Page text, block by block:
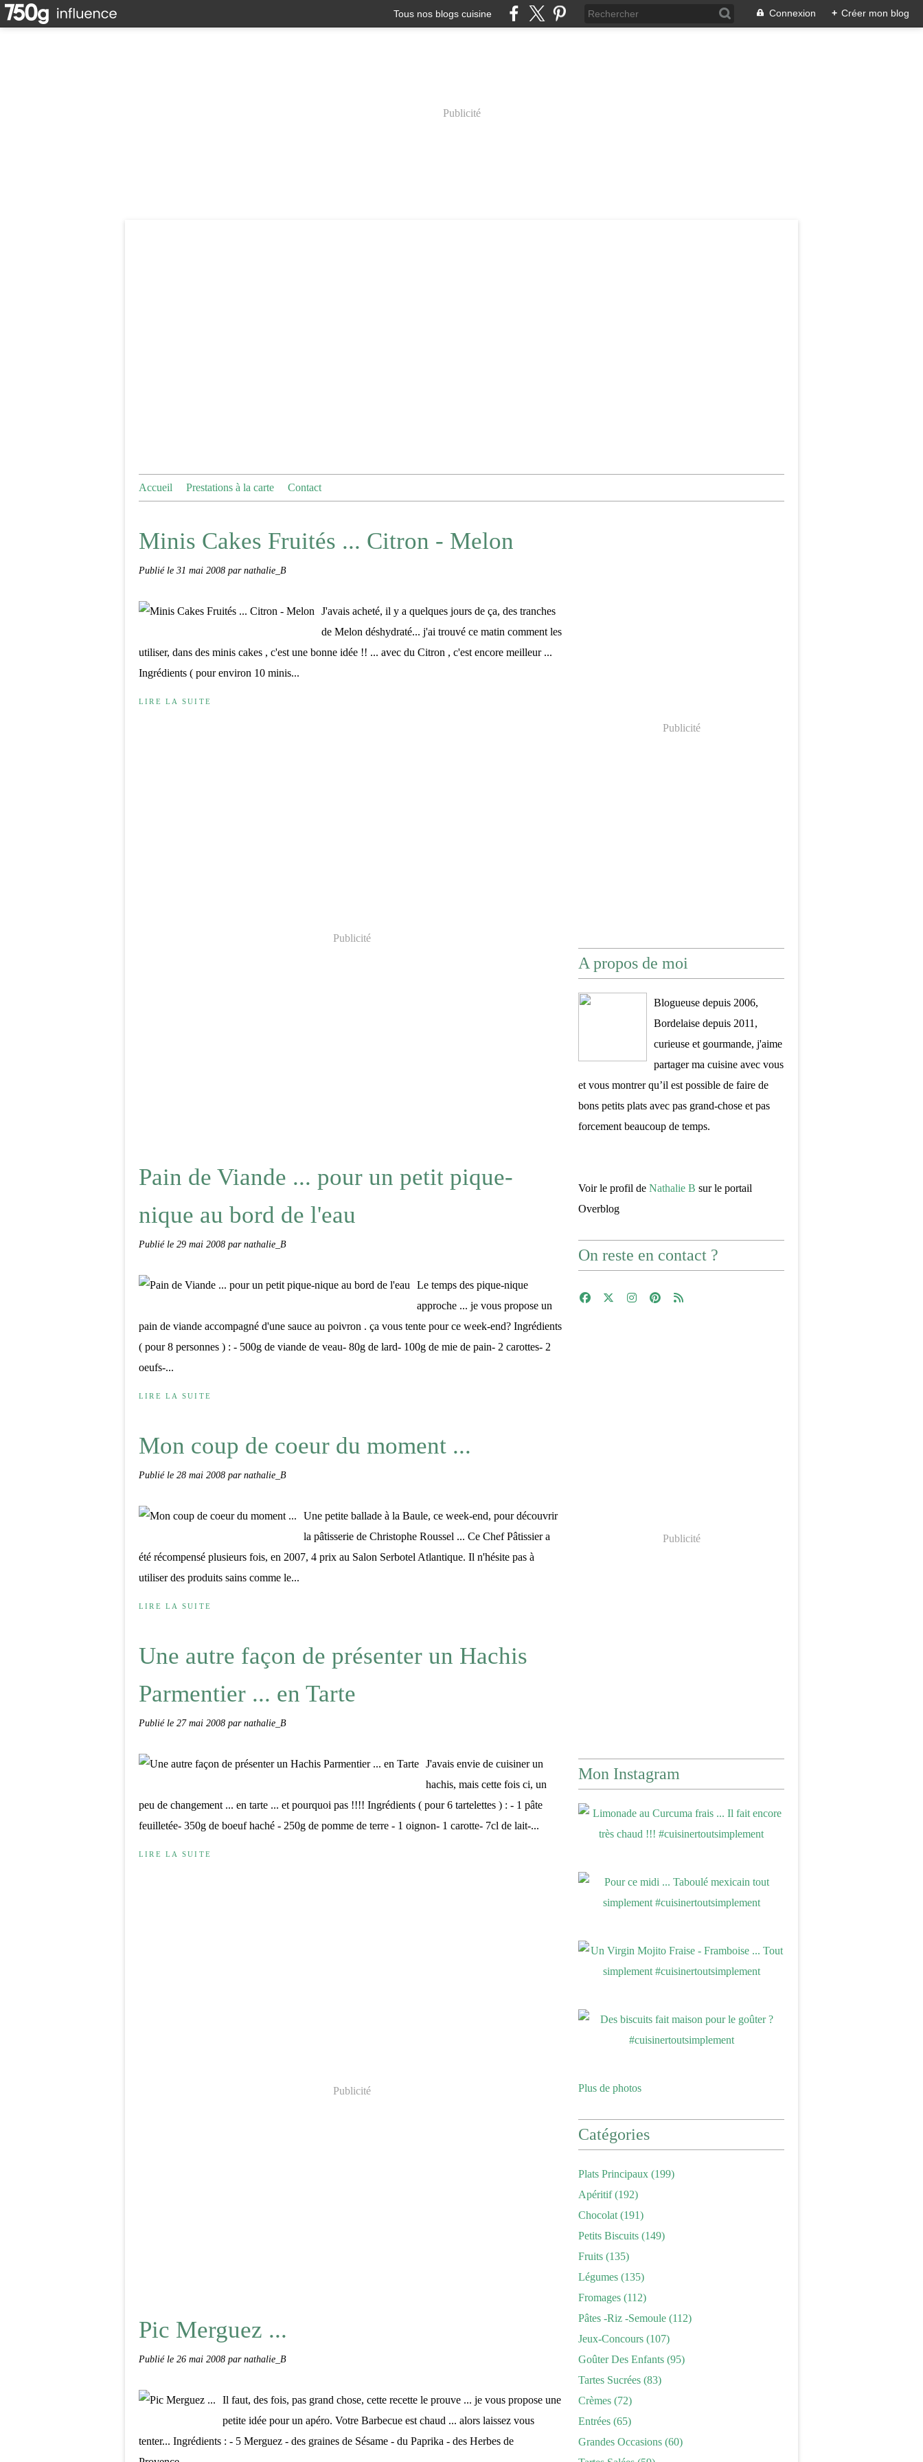
Tous nos blogs cuisine Connexion + Créer mon blog
Publicité
Accueil Prestations à la carte Contact
Minis Cakes Fruités ... Citron - Melon
Publié le 31 mai 2008 par nathalie_B
J'avais acheté, il y a quelques jours de ça, des tranches
de Melon déshydraté... j'ai trouvé ce matin comment les
utiliser, dans des minis cakes , c'est une bonne idée !! ... avec du Citron , c'est encore meilleur ...
Ingrédients ( pour environ 10 minis...
LIRE LA SUITE
Publicité
Pain de Viande ... pour un petit pique-
nique au bord de l'eau
Publié le 29 mai 2008 par nathalie_B
Le temps des pique-nique
approche ... je vous propose un
pain de viande accompagné d'une sauce au poivron . ça vous tente pour ce week-end? Ingrédients
( pour 8 personnes ) : - 500g de viande de veau- 80g de lard- 100g de mie de pain- 2 carottes- 2
oeufs-...
LIRE LA SUITE
Mon coup de coeur du moment ...
Publié le 28 mai 2008 par nathalie_B
Une petite ballade à la Baule, ce week-end, pour découvrir
la pâtisserie de Christophe Roussel ... Ce Chef Pâtissier a
été récompensé plusieurs fois, en 2007, 4 prix au Salon Serbotel Atlantique. Il n'hésite pas à
utiliser des produits sains comme le...
LIRE LA SUITE
Une autre façon de présenter un Hachis
Parmentier ... en Tarte
Publié le 27 mai 2008 par nathalie_B
J'avais envie de cuisiner un
hachis, mais cette fois ci, un
peu de changement ... en tarte ... et pourquoi pas !!!! Ingrédients ( pour 6 tartelettes ) : - 1 pâte
feuilletée- 350g de boeuf haché - 250g de pomme de terre - 1 oignon- 1 carotte- 7cl de lait-...
LIRE LA SUITE
Publicité
Pic Merguez ...
Publié le 26 mai 2008 par nathalie_B
Il faut, des fois, pas grand chose, cette recette le prouve ... je vous propose une
petite idée pour un apéro. Votre Barbecue est chaud ... alors laissez vous
tenter... Ingrédients : - 5 Merguez - des graines de Sésame - du Paprika - des Herbes de
Publicité
A propos de moi
Blogueuse depuis 2006,
Bordelaise depuis 2011,
curieuse et gourmande, j'aime
partager ma cuisine avec vous
et vous montrer qu’il est possible de faire de
bons petits plats avec pas grand-chose et pas
forcement beaucoup de temps.
Voir le profil de Nathalie B sur le portail
Overblog
On reste en contact ?
Publicité
Mon Instagram
Plus de photos
Catégories
Plats Principaux (199)
Apéritif(192)
Chocolat (191)
Petits Biscuits (149)
Fruits (135)
Légumes (135)
Fromages (112)
Pâtes -riz -semoule (112)
Jeux-Concours (107)
Goûter Des Enfants (95)
Tartes Sucrées (83)
Crèmes (72)
Entrées (65)
Grandes Occasions (60)